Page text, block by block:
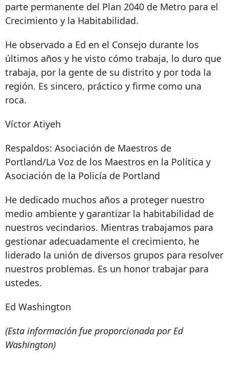
parte permanente del Plan 2040 de Metro para el
Crecimiento y la Habitabilidad.
He observado a Ed en el Consejo durante los
últimos años y he visto cómo trabaja, lo duro que
trabaja, por la gente de su distrito y por toda la
región. Es sincero, práctico y firme como una
roca.
Víctor Atiyeh
Respaldos: Asociación de Maestros de
Portland/La Voz de los Maestros en la Política y
Asociación de la Policía de Portland
He dedicado muchos años a proteger nuestro
medio ambiente y garantizar la habitabilidad de
nuestros vecindarios. Mientras trabajamos para
gestionar adecuadamente el crecimiento, he
liderado la unión de diversos grupos para resolver
nuestros problemas. Es un honor trabajar para
ustedes.
Ed Washington
(Esta información fue proporcionada por Ed
Washington)